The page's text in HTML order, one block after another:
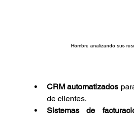
Hombre analizando sus
CRM automatizados
de clientes.
Sistemas de